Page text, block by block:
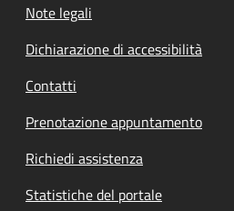
Note legali
Dichiarazione di accessibilità
Contatti
Prenotazione appuntamento
Richiedi assistenza
Statistiche del portale